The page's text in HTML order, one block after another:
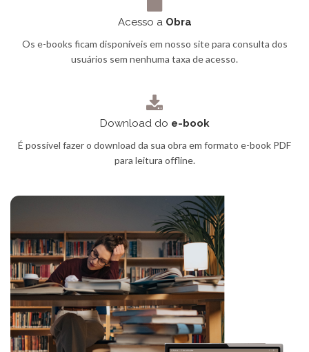
Acesso aObra
Os e-books ficam disponíveis em nosso site para consulta dos
usuários sem nenhuma taxa de acesso.
Download do e-book
É possível fazer o download da sua obra em formato e-book PDF
para leitura offline.